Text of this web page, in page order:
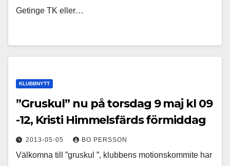
Getinge TK eller…
KLUBBNYTT
”Gruskul” nu på torsdag 9 maj kl 09
-12, Kristi Himmelsfärds förmiddag
2013-05-05 BO PERSSON
Välkomna till ”gruskul ”, klubbens motionskommite har